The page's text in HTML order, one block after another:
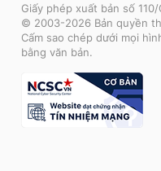
Giấy phép xuất bản số
© 2003-2026 Bản quyền
Cấm sao chép dưới mọi
bằng văn bản.